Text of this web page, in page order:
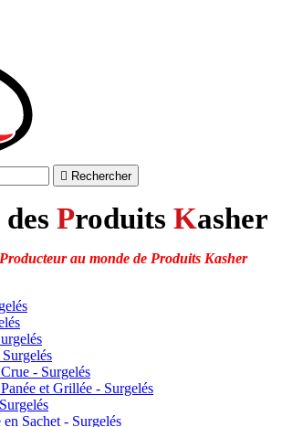
 Rechercher
Produits Kasher
au monde de Produits Kasher
- Surgelés
et Grillée - Surgelés
Sachet - Surgelés